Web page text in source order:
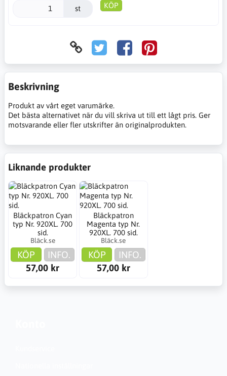
st KÖP
Beskrivning
Produkt av vårt eget varumärke.
Det bästa alternativet när du vill skriva ut till ett lågt pris. Ger
motsvarande eller fler utskrifter än originalprodukten.
Liknande produkter
Bläckpatron Cyan
typ Nr. 920XL. 700
sid.
Bläck.se
KÖP
INFO.
57,00 kr
Bläckpatron
Magenta typ Nr.
920XL. 700 sid.
Bläck.se
KÖP
INFO.
57,00 kr